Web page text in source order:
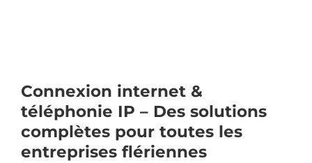
Connexion internet &
téléphonie IP – Des solutions
complètes pour toutes les
entreprises flériennes